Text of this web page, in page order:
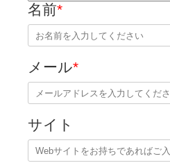
名前*
メール*
サイト